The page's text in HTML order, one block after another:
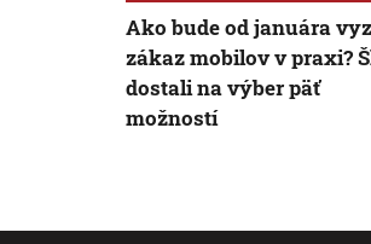
Ako bude od januára
zákaz mobilov v praxi?
dostali na výber päť
možností